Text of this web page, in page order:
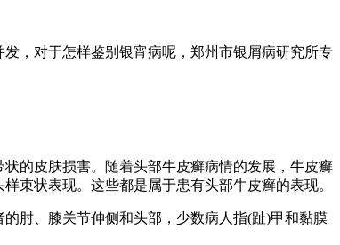
，对于怎样鉴别银宵病呢，郑州市银屑病研究所专
的皮肤损害。随着头部牛皮癣病情的发展，牛皮癣
束状表现。这些都是属于患有头部牛皮癣的表现。
肘、膝关节伸侧和头部，少数病人指(趾)甲和黏膜